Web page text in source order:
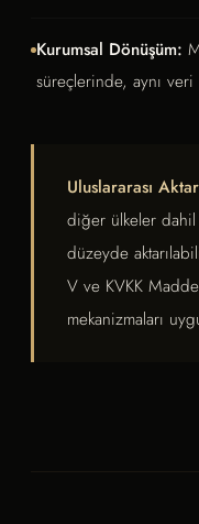
Kurumsal Dönüşüm:
süreçlerinde, aynı veri
Uluslararası
diğer ülkeler dahil
düzeyde
V ve KVKK
mekanizmaları